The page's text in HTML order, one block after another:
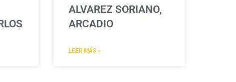
ALVAREZ SORIANO,
ARCADIO
LEER MÁS »